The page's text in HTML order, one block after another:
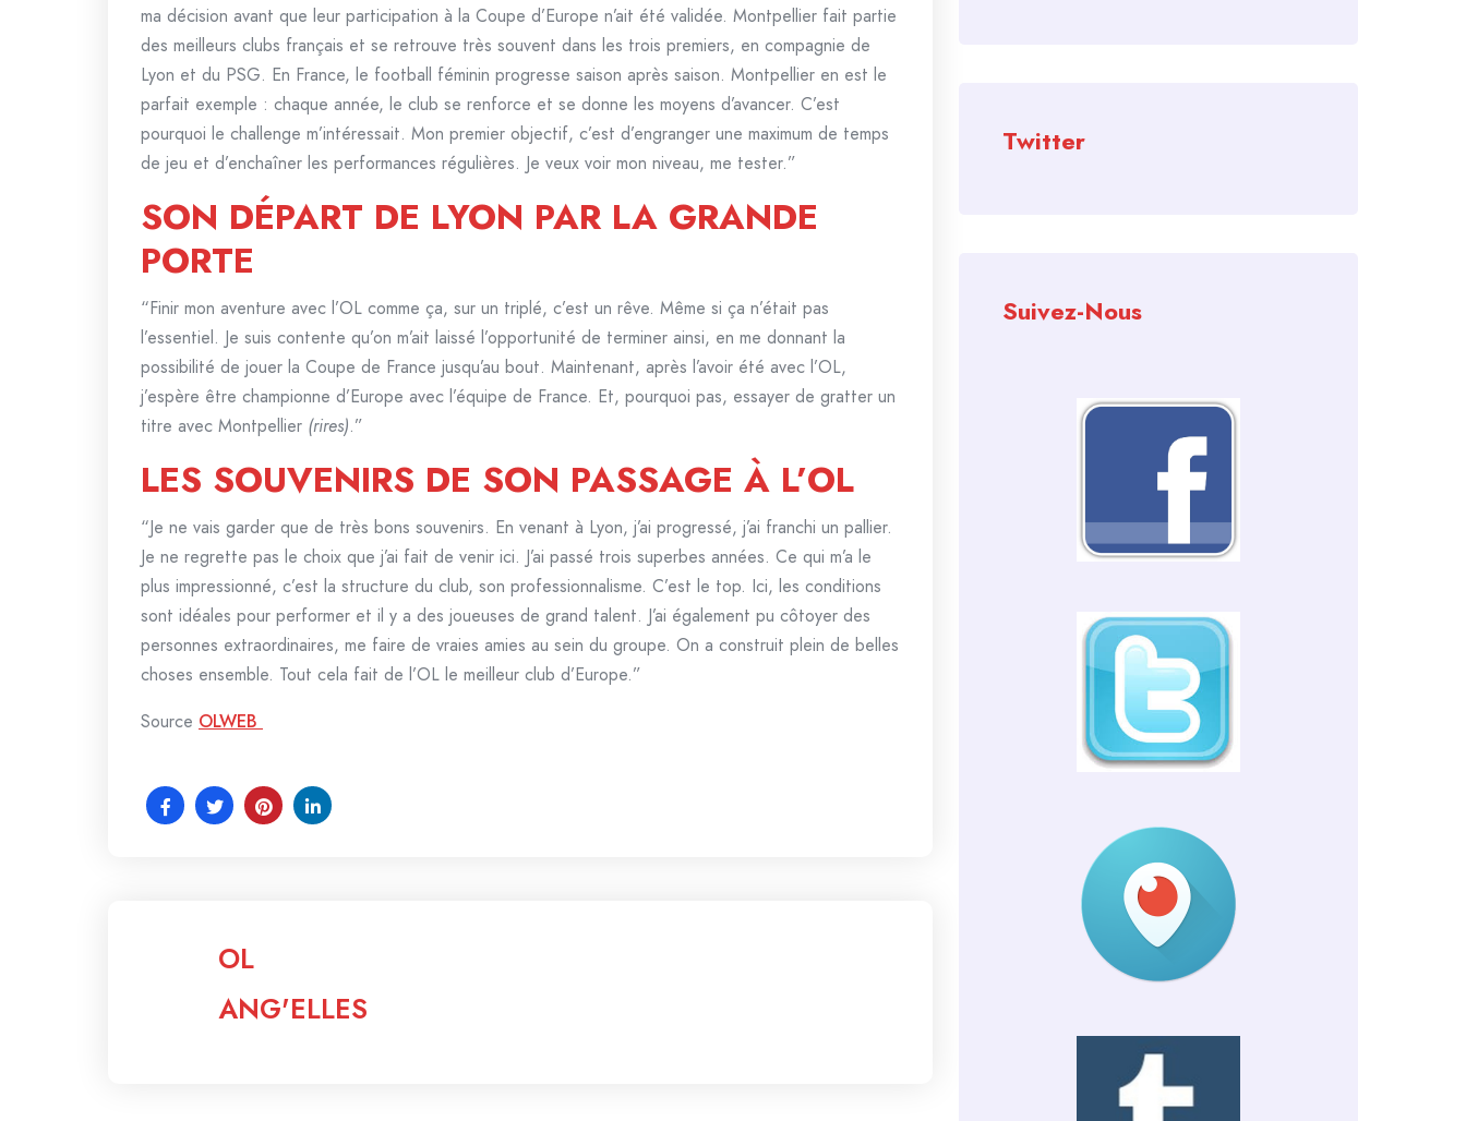
ma décision avant que leur participation à la Coupe d’Europe n’ait été validée. Montpellier fait partie
des meilleurs clubs français et se retrouve très souvent dans les trois premiers, en compagnie de
Lyon et du PSG. En France, le football féminin progresse saison après saison. Montpellier en est le
parfait exemple : chaque année, le club se renforce et se donne les moyens d’avancer. C’est
pourquoi le challenge m’intéressait. Mon premier objectif, c’est d’engranger une maximum de temps
de jeu et d’enchaîner les performances régulières. Je veux voir mon niveau, me tester.”
SON DÉPART DE LYON PAR LA GRANDE
PORTE
“Finir mon aventure avec l’OL comme ça, sur un triplé, c’est un rêve. Même si ça n’était pas
l’essentiel. Je suis contente qu’on m’ait laissé l’opportunité de terminer ainsi, en me donnant la
possibilité de jouer la Coupe de France jusqu’au bout. Maintenant, après l’avoir été avec l’OL,
j’espère être championne d’Europe avec l’équipe de France. Et, pourquoi pas, essayer de gratter un
titre avec Montpellier (rires).”
LES SOUVENIRS DE SON PASSAGE À L’OL
“Je ne vais garder que de très bons souvenirs. En venant à Lyon, j’ai progressé, j’ai franchi un pallier.
Je ne regrette pas le choix que j’ai fait de venir ici. J’ai passé trois superbes années. Ce qui m’a le
plus impressionné, c’est la structure du club, son professionnalisme. C’est le top. Ici, les conditions
sont idéales pour performer et il y a des joueuses de grand talent. J’ai également pu côtoyer des
personnes extraordinaires, me faire de vraies amies au sein du groupe. On a construit plein de belles
choses ensemble. Tout cela fait de l’OL le meilleur club d’Europe.”
Source OLWEB
OL
ANG'ELLES
Twitter
Suivez-Nous